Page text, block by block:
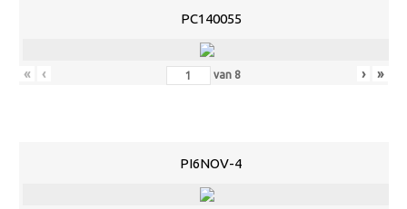
PC140055
« ‹ van 8 › »
PI6NOV-4